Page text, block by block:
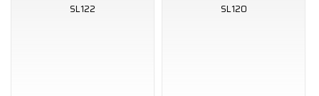
SL122 SL120